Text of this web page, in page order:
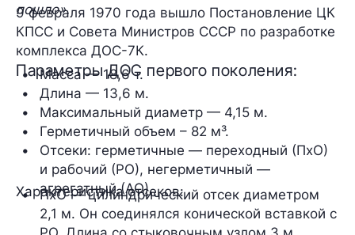
пошло».
9 февраля 1970 года вышло Постановление ЦК
КПСС и Совета Министров СССР по разработке
комплекса ДОС-7К.
Параметры ДОС первого поколения:
Масса — 18,6 т.
Длина — 13,6 м.
Максимальный диаметр — 4,15 м.
Герметичный объем – 82 м³.
Отсеки: герметичные — переходный (ПхО)
и рабочий (РО), негерметичный —
агрегатный (АО).
Характеристика отсеков:
ПхО — цилиндрический отсек диаметром
2,1 м. Он соединялся конической вставкой с